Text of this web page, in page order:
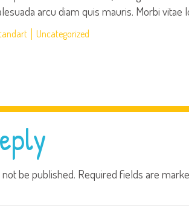
arcu diam quis mauris. Morbi
Uncategorized
be published. Required fields are